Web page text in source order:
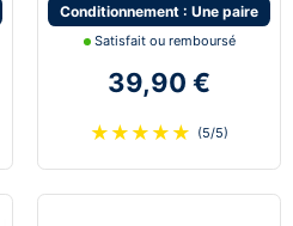
Conditionnement : Une paire
Satisfait ou remboursé
39,90 €
★ ★ ★ ★ ★ (5/5)